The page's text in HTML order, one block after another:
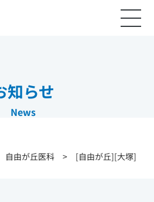
知らせ
News
自由が丘医科 > [自由が丘][大塚]